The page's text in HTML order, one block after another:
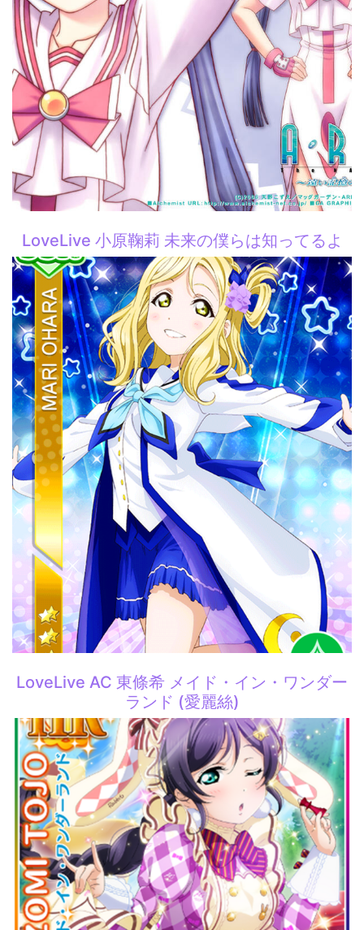
LoveLive 小原鞠莉 未来の僕らは知ってるよ
LoveLive AC 東條希 メイド・イン・ワンダー
ランド (愛麗絲)